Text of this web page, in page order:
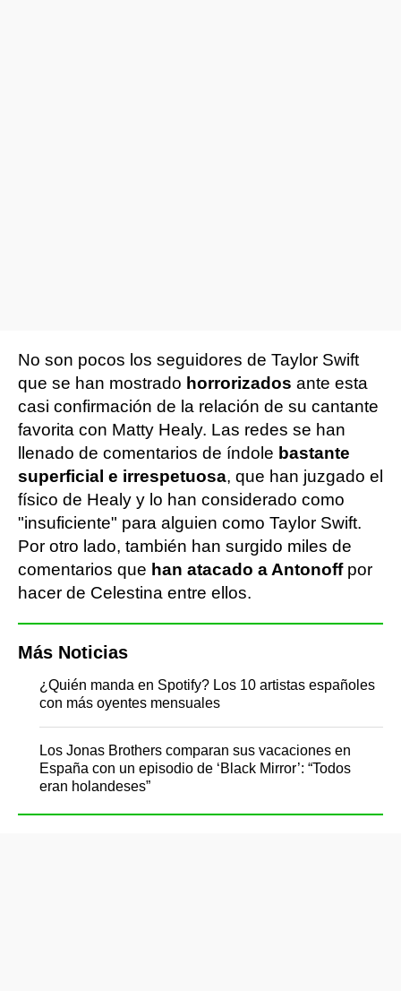
No son pocos los seguidores de Taylor Swift
que se han mostrado horrorizados ante esta
casi confirmación de la relación de su cantante
favorita con Matty Healy. Las redes se han
llenado de comentarios de índole bastante
superficial e irrespetuosa, que han juzgado el
físico de Healy y lo han considerado como
"insuficiente" para alguien como Taylor Swift.
Por otro lado, también han surgido miles de
comentarios que han atacado a Antonoff por
hacer de Celestina entre ellos.
Más Noticias
¿Quién manda en Spotify? Los 10 artistas españoles
con más oyentes mensuales
Los Jonas Brothers comparan sus vacaciones en
España con un episodio de ‘Black Mirror’: “Todos
eran holandeses”